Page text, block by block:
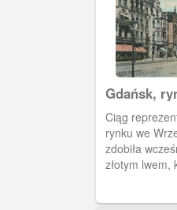
Gdańsk,
Ciąg
rynku we
zdobiła
złotym lwem,